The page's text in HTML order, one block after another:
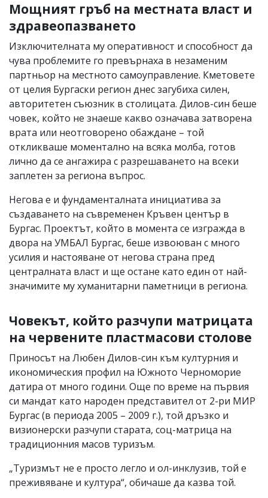
Мощният гръб на местната власт и
здравеопазването
Изключителната му оперативност и способност да
чува проблемите го превърнаха в незаменим
партньор на местното самоуправление. Кметовете
от целия Бургаски регион днес загубиха силен,
авторитетен съюзник в столицата. Дилов-син беше
човек, който не знаеше какво означава затворена
врата или неотговорено обаждане – той
откликваше моментално на всяка молба, готов
лично да се ангажира с разрешаването на всеки
заплетен за региона въпрос.
Негова е и фундаменталната инициатива за
създаването на съвременен Кръвен център в
Бургас. Проектът, който в момента се изгражда в
двора на УМБАЛ Бургас, беше извоюван с много
усилия и настояване от негова страна пред
централната власт и ще остане като един от най-
значимите му хуманитарни паметници в региона.
Човекът, който разчупи матрицата
на червените пластмасови столове
Приносът на Любен Дилов-син към културния и
икономическия профил на Южното Черноморие
датира от много години. Още по време на първия
си мандат като народен представител от 2-ри МИР
Бургас (в периода 2005 – 2009 г.), той дръзко и
визионерски разчупи старата, соц-матрица на
традиционния масов туризъм.
„Туризмът не е просто легло и ол-инклузив, той е
преживяване и култура“, обичаше да казва той.